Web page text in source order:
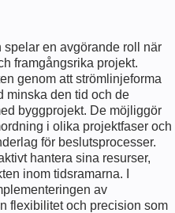
spelar en avgörande roll när
framgångsrika projekt.
genom att strömlinjeforma
minska den tid och de
byggprojekt. De möjliggör
i olika projektfaser och
för beslutsprocesser.
hantera sina resurser,
inom tidsramarna. I
av
flexibilitet och precision som